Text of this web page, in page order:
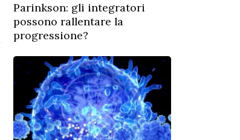
Parinkson: gli integratori
possono rallentare la
progressione?